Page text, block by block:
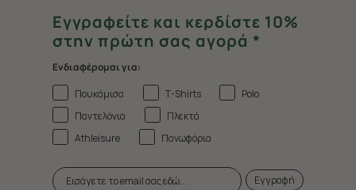
Εγγραφείτε και κερδίστε 10%
στην πρώτη σας αγορά *
Ενδιαφέρομαι για:
Πουκάμισα
T-Shirts
Polo
Παντελόνια
Πλεκτά
Athleisure
Πανωφόρια
Εγγραφή